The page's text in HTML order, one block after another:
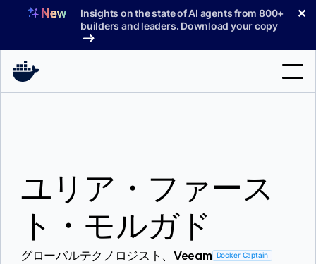
へ
Insights on the state of AI agents from 800+
builders and leaders. Download your copy
✕
料金プラン
ブログ
ドキュメント
ユリア・ファース
ト・モルガド
グローバルテクノロジスト、Veeam Docker Captain